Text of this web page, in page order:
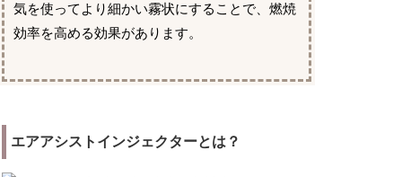
気を使ってより細かい霧状にすることで、燃焼
効率を高める効果があります。
エアアシストインジェクターとは？